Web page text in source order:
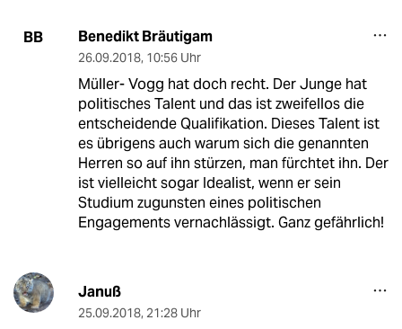
BB Benedikt Bräutigam
26.09.2018, 10:56 Uhr
Müller- Vogg hat doch recht. Der Junge hat
politisches Talent und das ist zweifellos die
entscheidende Qualifikation. Dieses Talent ist
es übrigens auch warum sich die genannten
Herren so auf ihn stürzen, man fürchtet ihn. Der
ist vielleicht sogar Idealist, wenn er sein
Studium zugunsten eines politischen
Engagements vernachlässigt. Ganz gefährlich!
Januß
25.09.2018, 21:28 Uhr